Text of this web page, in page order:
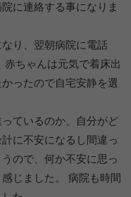
に連絡する事になりま
り、翌朝病院に電話
赤ちゃんは元気で着床出
ったので自宅安静を選
ているのか、自分がど
に不安になるし間違っ
ので、何か不安に思っ
じました。 病院も時間